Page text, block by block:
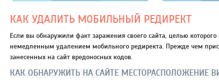
КАК УДАЛИТЬ МОБИЛЬНЫЙ РЕДИРЕКТ
Если вы обнаружили факт заражения своего сайта, целью
немедленным удалением мобильного редиректа. Прежде чем
занесенных на сайт вредоносных кодов.
КАК ОБНАРУЖИТЬ НА САЙТЕ МЕСТОРАСПОЛОЖЕНИЕ